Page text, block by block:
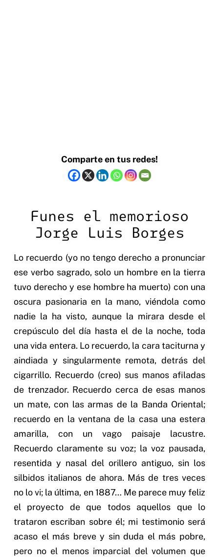
Comparte en tus redes!
Funes el memorioso
Jorge Luis Borges
Lo recuerdo (yo no tengo derecho a pronunciar
ese verbo sagrado, solo un hombre en la tierra
tuvo derecho y ese hombre ha muerto) con una
oscura pasionaria en la mano, viéndola como
nadie la ha visto, aunque la mirara desde el
crepúsculo del día hasta el de la noche, toda
una vida entera. Lo recuerdo, la cara taciturna y
aindiada y singularmente remota, detrás del
cigarrillo. Recuerdo (creo) sus manos afiladas
de trenzador. Recuerdo cerca de esas manos
un mate, con las armas de la Banda Oriental;
recuerdo en la ventana de la casa una estera
amarilla, con un vago paisaje lacustre.
Recuerdo claramente su voz; la voz pausada,
resentida y nasal del orillero antiguo, sin los
silbidos italianos de ahora. Más de tres veces
no lo vi; la última, en 1887… Me parece muy feliz
el proyecto de que todos aquellos que lo
trataron escriban sobre él; mi testimonio será
acaso el más breve y sin duda el más pobre,
pero no el menos imparcial del volumen que